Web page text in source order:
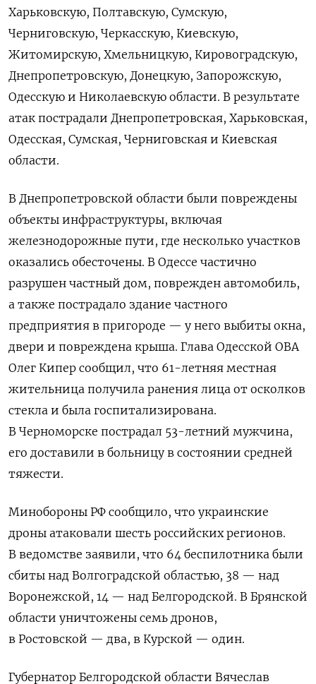
Харьковскую, Полтавскую, Сумскую,
Черниговскую, Черкасскую, Киевскую,
Житомирскую, Хмельницкую, Кировоградскую,
Днепропетровскую, Донецкую, Запорожскую,
Одесскую и Николаевскую области. В результате
атак пострадали Днепропетровская, Харьковская,
Одесская, Сумская, Черниговская и Киевская
области.
В Днепропетровской области были повреждены
объекты инфраструктуры, включая
железнодорожные пути, где несколько участков
оказались обесточены. В Одессе частично
разрушен частный дом, поврежден автомобиль,
а также пострадало здание частного
предприятия в пригороде — у него выбиты окна,
двери и повреждена крыша. Глава Одесской ОВА
Олег Кипер сообщил, что 61-летняя местная
жительница получила ранения лица от осколков
стекла и была госпитализирована.
В Черноморске пострадал 53-летний мужчина,
его доставили в больницу в состоянии средней
тяжести.
Минобороны РФ сообщило, что украинские
дроны атаковали шесть российских регионов.
В ведомстве заявили, что 64 беспилотника были
сбиты над Волгоградской областью, 38 — над
Воронежской, 14 — над Белгородской. В Брянской
области уничтожены семь дронов,
в Ростовской — два, в Курской — один.
Губернатор Белгородской области Вячеслав